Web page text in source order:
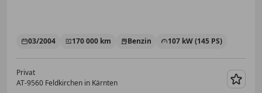
03/2004 170 000 km Benzin 107 kW (145 PS)
Privat
AT-9560 Feldkirchen in Kärnten